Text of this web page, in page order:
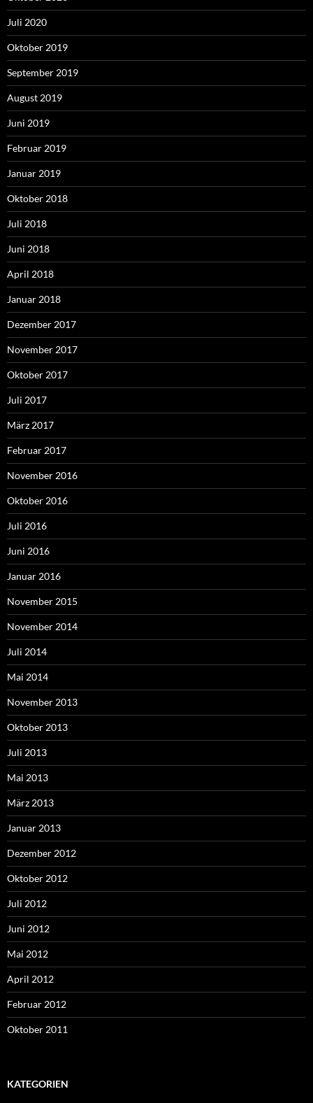
Juli 2020
Oktober 2019
September 2019
August 2019
Juni 2019
Februar 2019
Januar 2019
Oktober 2018
Juli 2018
Juni 2018
April 2018
Januar 2018
Dezember 2017
November 2017
Oktober 2017
Juli 2017
März 2017
Februar 2017
November 2016
Oktober 2016
Juli 2016
Juni 2016
Januar 2016
November 2015
November 2014
Juli 2014
Mai 2014
November 2013
Oktober 2013
Juli 2013
Mai 2013
März 2013
Januar 2013
Dezember 2012
Oktober 2012
Juli 2012
Juni 2012
Mai 2012
April 2012
Februar 2012
Oktober 2011
KATEGORIEN